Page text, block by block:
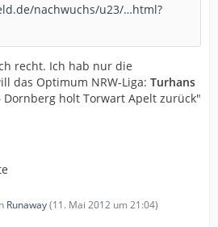
nachwuchs/u23/…html?
recht. Ich hab nur die
das Optimum NRW-Liga: Turhans
Dornberg holt Torwart Apelt zurück"
Runaway(11. Mai 2012 um 21:04)